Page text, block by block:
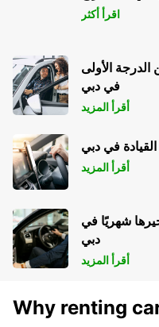
اقرأ أكثر
الأولى
في دبي
أقرأ المزيد
في دبي
أقرأ المزيد
شهريًا في
دبي
أقرأ المزيد
Why renting